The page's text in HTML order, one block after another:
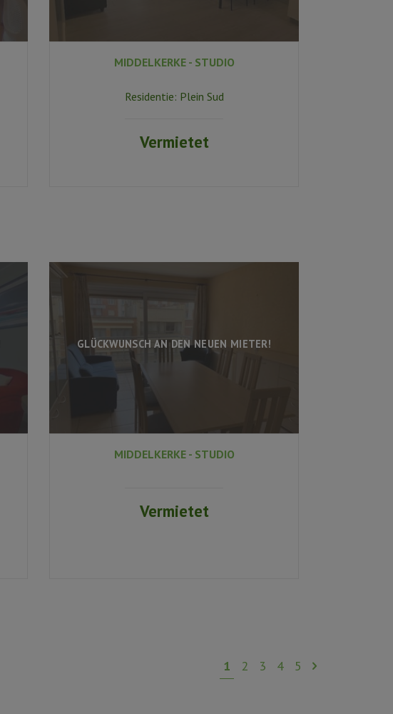
MIDDELKERKE - STUDIO
Residentie: Plein Sud
Vermietet
GLÜCKWUNSCH AN DEN NEUEN MIETER!
MIDDELKERKE - STUDIO
Vermietet
1 2 3 4 5